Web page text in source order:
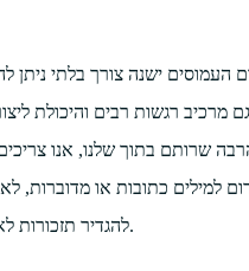
העמוסים ישנה צורך בלתי ניתן
מרכיב רגשות רבים והיכולת
שרותם בתוך שלנו, אנו
למילים כתובות או מדוברות,
להגדיר תזכורות לארועים הקרובים.